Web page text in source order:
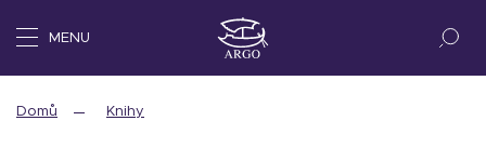
MENU
Domů Knihy